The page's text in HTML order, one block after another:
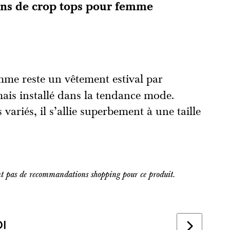
de crop tops pour femme
reste un vêtement estival par
installé dans la tendance mode.
variés, il s’allie superbement à une taille
de recommandations shopping pour ce produit.